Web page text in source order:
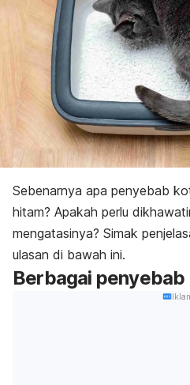
Sebenarnya apa penyebab
hitam? Apakah perlu
mengatasinya? Simak
ulasan di bawah ini.
Berbagai
Iklan